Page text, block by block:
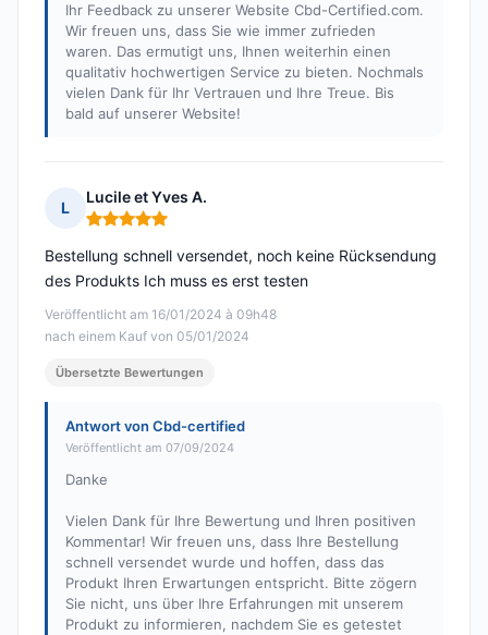
Ihr Feedback zu unserer Website Cbd-Certified.com.
Wir freuen uns, dass Sie wie immer zufrieden
waren. Das ermutigt uns, Ihnen weiterhin einen
qualitativ hochwertigen Service zu bieten. Nochmals
vielen Dank für Ihr Vertrauen und Ihre Treue. Bis
bald auf unserer Website!
L
Lucile et Yves A.
Hinweis: 5 von 5
Veröffentlicht am 16/01/2024 à 09h48
nach einem Kauf von 05/01/2024
Bestellung schnell versendet, noch keine Rücksendung
des Produkts Ich muss es erst testen
Übersetzte Bewertungen
Antwort von Cbd-certified
Veröffentlicht am 07/09/2024
Danke
Vielen Dank für Ihre Bewertung und Ihren positiven
Kommentar! Wir freuen uns, dass Ihre Bestellung
schnell versendet wurde und hoffen, dass das
Produkt Ihren Erwartungen entspricht. Bitte zögern
Sie nicht, uns über Ihre Erfahrungen mit unserem
Produkt zu informieren, nachdem Sie es getestet